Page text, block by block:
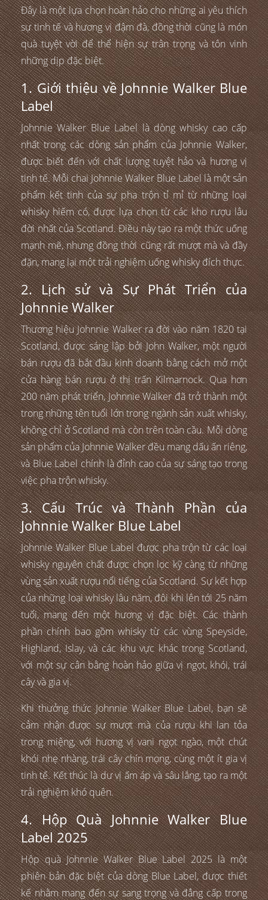
Đây là một lựa chọn hoàn hảo cho những ai yêu thích
sự tinh tế và hương vị đậm đà, đồng thời cũng là món
quà tuyệt vời để thể hiện sự trân trọng và tôn vinh
những dịp đặc biệt.
1. Giới thiệu về Johnnie Walker Blue
Label
Johnnie Walker Blue Label là dòng whisky cao cấp
nhất trong các dòng sản phẩm của Johnnie Walker,
được biết đến với chất lượng tuyệt hảo và hương vị
tinh tế. Mỗi chai Johnnie Walker Blue Label là một sản
phẩm kết tinh của sự pha trộn tỉ mỉ từ những loại
whisky hiếm có, được lựa chọn từ các kho rượu lâu
đời nhất của Scotland. Điều này tạo ra một thức uống
mạnh mẽ, nhưng đồng thời cũng rất mượt mà và đầy
đặn, mang lại một trải nghiệm uống whisky đích thực.
2. Lịch sử và Sự Phát Triển của
Johnnie Walker
Thương hiệu Johnnie Walker ra đời vào năm 1820 tại
Scotland, được sáng lập bởi John Walker, một người
bán rượu đã bắt đầu kinh doanh bằng cách mở một
cửa hàng bán rượu ở thị trấn Kilmarnock. Qua hơn
200 năm phát triển, Johnnie Walker đã trở thành một
trong những tên tuổi lớn trong ngành sản xuất whisky,
không chỉ ở Scotland mà còn trên toàn cầu. Mỗi dòng
sản phẩm của Johnnie Walker đều mang dấu ấn riêng,
và Blue Label chính là đỉnh cao của sự sáng tạo trong
việc pha trộn whisky.
3. Cấu Trúc và Thành Phần của
Johnnie Walker Blue Label
Johnnie Walker Blue Label được pha trộn từ các loại
whisky nguyên chất được chọn lọc kỹ càng từ những
vùng sản xuất rượu nổi tiếng của Scotland. Sự kết hợp
của những loại whisky lâu năm, đôi khi lên tới 25 năm
tuổi, mang đến một hương vị đặc biệt. Các thành
phần chính bao gồm whisky từ các vùng Speyside,
Highland, Islay, và các khu vực khác trong Scotland,
với một sự cân bằng hoàn hảo giữa vị ngọt, khói, trái
cây và gia vị.
Khi thưởng thức Johnnie Walker Blue Label, bạn sẽ
cảm nhận được sự mượt mà của rượu khi lan tỏa
trong miệng, với hương vị vani ngọt ngào, một chút
khói nhẹ nhàng, trái cây chín mọng, cùng một ít gia vị
tinh tế. Kết thúc là dư vị ấm áp và sâu lắng, tạo ra một
trải nghiệm khó quên.
4. Hộp Quà Johnnie Walker Blue
Label 2025
Hộp quà Johnnie Walker Blue Label 2025 là một
phiên bản đặc biệt của dòng Blue Label, được thiết
kế nhằm mang đến sự sang trọng và đẳng cấp trong